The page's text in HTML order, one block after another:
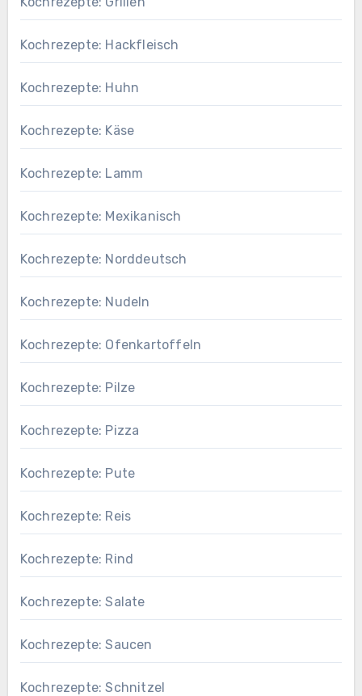
Kochrezepte: Hackfleisch
Kochrezepte: Huhn
Kochrezepte: Käse
Kochrezepte: Lamm
Kochrezepte: Mexikanisch
Kochrezepte: Norddeutsch
Kochrezepte: Nudeln
Kochrezepte: Ofenkartoffeln
Kochrezepte: Pilze
Kochrezepte: Pizza
Kochrezepte: Pute
Kochrezepte: Reis
Kochrezepte: Rind
Kochrezepte: Salate
Kochrezepte: Saucen
Kochrezepte: Schnitzel